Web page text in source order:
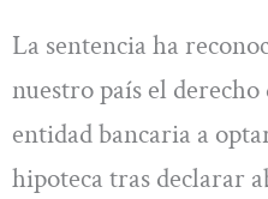
La sentencia ha
nuestro país el
entidad bancaria a
hipoteca tras declarar